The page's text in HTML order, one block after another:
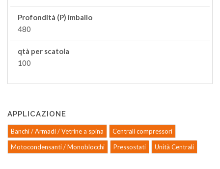
Profondità (P) imballo
480
qtà per scatola
100
APPLICAZIONE
Banchi / Armadi / Vetrine a spina
Centrali compressori
Motocondensanti / Monoblocchi
Pressostati Unità Centrali